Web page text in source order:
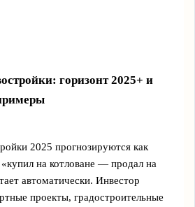
горизонт 2025+ и
2025 прогнозируются как
на котловане — продал на
автоматически. Инвестор
проекты, градостроительные